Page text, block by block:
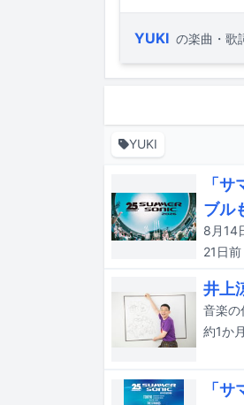
YUKI の楽曲・歌
YUKI
「
ブル
21日前
井上
約1か月
「